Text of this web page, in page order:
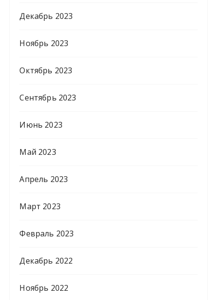
Декабрь 2023
Ноябрь 2023
Октябрь 2023
Сентябрь 2023
Июнь 2023
Май 2023
Апрель 2023
Март 2023
Февраль 2023
Декабрь 2022
Ноябрь 2022